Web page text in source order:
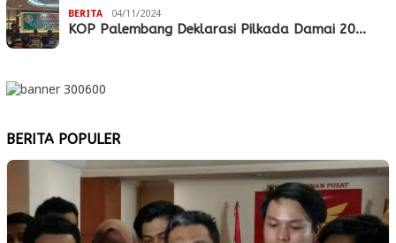
BERITA 04/11/2024
KOP Palembang Deklarasi Pilkada Damai 20…
BERITA POPULER